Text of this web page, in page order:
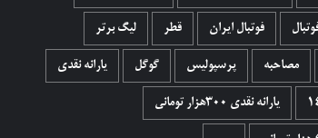
فوتبال ایران قطر لیگ برتر
مصاحبه پرسپولیس گوگل یارانه نقدی
یارانه نقدی ۳۰۰هزار تومانی